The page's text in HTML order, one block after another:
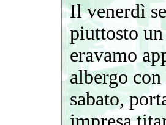
Il venerdì
piuttosto un
eravamo
albergo
sabato,